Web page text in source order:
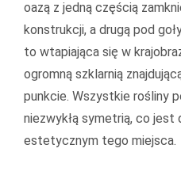
oazą z jedną częścią
konstrukcji, a drugą pod
to wtapiająca się w
ogromną szklarnią
punkcie. Wszystkie rośliny
niezwykłą symetrią, co
estetycznym tego miejsca.